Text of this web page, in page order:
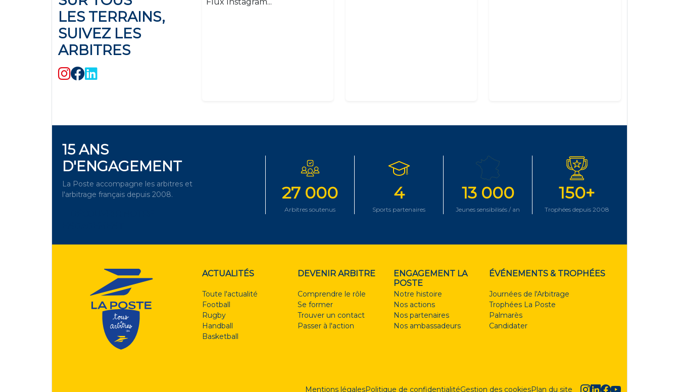
LES TERRAINS,
SUIVEZ LES
ARBITRES
Flux Instagram...
15 ANS
D'ENGAGEMENT
La Poste accompagne les arbitres et
l'arbitrage français depuis 2008.
27 000
Arbitres soutenus
4
Sports partenaires
13 000
Jeunes sensibilisés / an
150+
Trophées depuis 2008
ACTUALITÉS
Toute l'actualité
Football
Rugby
Handball
Basketball
DEVENIR ARBITRE
Comprendre le rôle
Se former
Trouver un contact
Passer à l'action
ENGAGEMENT LA
POSTE
Notre histoire
Nos actions
Nos partenaires
Nos ambassadeurs
ÉVÉNEMENTS & TROPHÉES
Journées de l'Arbitrage
Trophées La Poste
Palmarès
Candidater
Mentions légalesPolitique de confidentialitéGestion des cookiesPlan du site